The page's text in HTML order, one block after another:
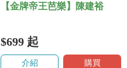
【金牌帝王芭樂】陳建裕
$699 起
介紹 購買